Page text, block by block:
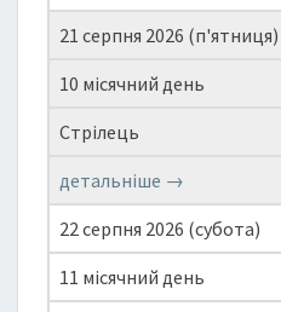
21 серпня 2026 (п'ятниця)
10 місячний день
Стрілець
детальніше →
22 серпня 2026 (субота)
11 місячний день